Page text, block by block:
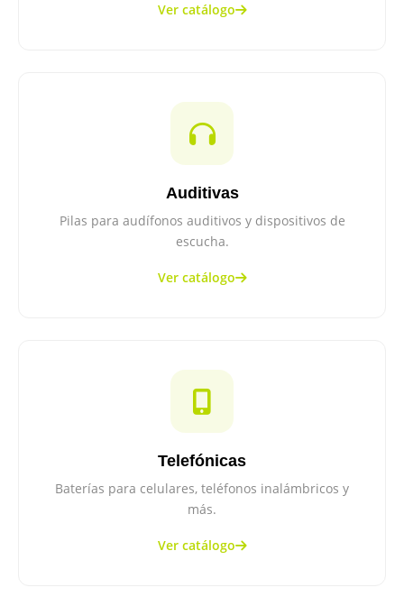
Ver catálogo
Auditivas
Pilas para audífonos auditivos y dispositivos de
escucha.
Ver catálogo
Telefónicas
Baterías para celulares, teléfonos inalámbricos y
más.
Ver catálogo